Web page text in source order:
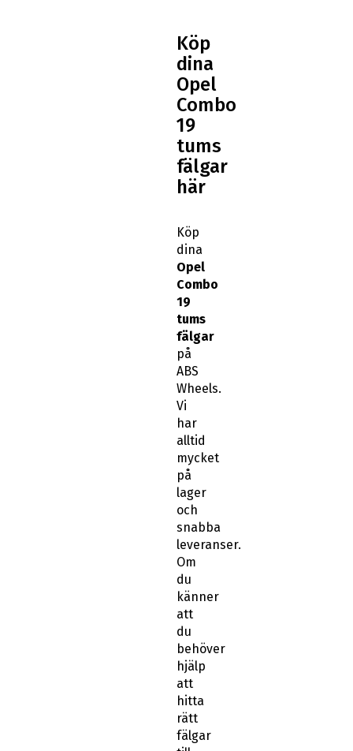
Köp
dina
Opel
Combo
19
tums
fälgar
här
Köp
dina
Opel
Combo
19
tums
fälgar
på
ABS
Wheels.
Vi
har
alltid
mycket
på
lager
och
snabba
leveranser.
Om
du
känner
att
du
behöver
hjälp
att
hitta
rätt
fälgar